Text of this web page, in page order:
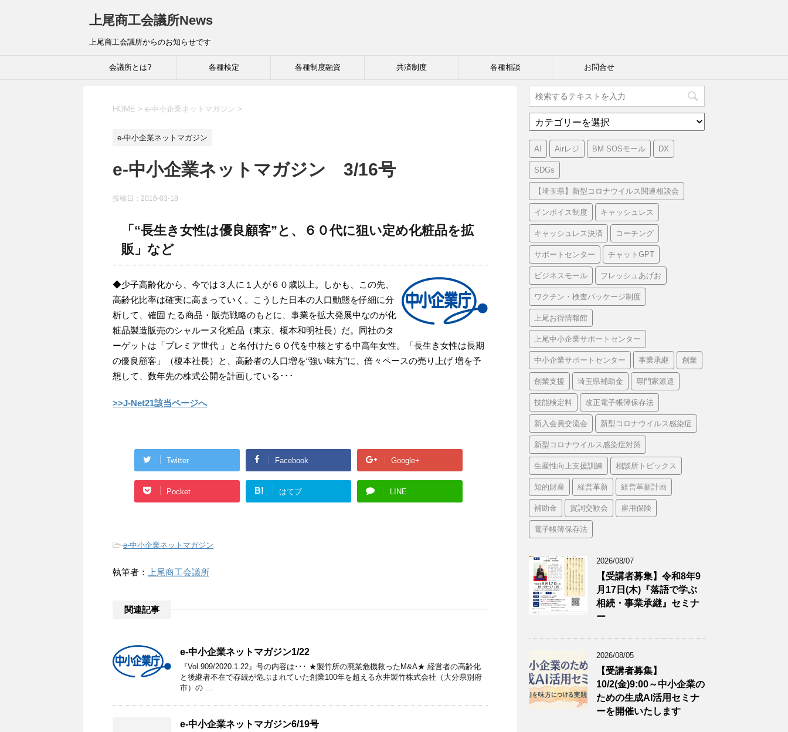
上尾商工会議所News
上尾商工会議所からのお知らせです
会議所とは? 各種検定 各種制度融資 共済制度 各種相談 お問合せ
HOME > e-中小企業ネットマガジン >
e-中小企業ネットマガジン
e-中小企業ネットマガジン 3/16号
投稿日： 2016-03-18
「“長生き女性は優良顧客”と、６０代に狙い定め化粧品を拡
販」など
◆少子高齢化から、今では３人に１人が６０歳以上。しかも、この先、
高齢化比率は確実に高まっていく。こうした日本の人口動態を仔細に分
析して、確固 たる商品・販売戦略のもとに、事業を拡大発展中なのが化
粧品製造販売のシャルーヌ化粧品（東京、榎本和明社長）だ。同社のタ
ーゲットは「プレミア世代 」と名付けた６０代を中核とする中高年女性。「長生き女性は長期
の優良顧客」（榎本社長）と、高齢者の人口増を“強い味方”に、倍々ペースの売り上げ 増を予
想して、数年先の株式公開を計画している･･･
>>J-Net21該当ページへ
Twitter Facebook Google+
Pocket B! はてブ LINE
-e-中小企業ネットマガジン
執筆者： 上尾商工会議所
関連記事
e-中小企業ネットマガジン1/22
『Vol.909/2020.1.22』号の内容は･･･ ★製竹所の廃業危機救ったM&A★ 経営者の高齢化
と後継者不在で存続が危ぶまれていた創業100年を超える永井製竹株式会社（大分県別府
市）の …
e-中小企業ネットマガジン6/19号
テ
ゴ
リ
ー
AI Airレジ BM SOSモール DX
SDGs
【埼玉県】新型コロナウイルス関連相談会
インボイス制度 キャッシュレス
キャッシュレス決済 コーチング
サポートセンター チャットGPT
ビジネスモール フレッシュあげお
ワクチン・検査パッケージ制度
上尾お得情報館
上尾中小企業サポートセンター
中小企業サポートセンター 事業承継 創業
創業支援 埼玉県補助金 専門家派遣
技能検定料 改正電子帳簿保存法
新入会員交流会 新型コロナウイルス感染症
新型コロナウイルス感染症対策
生産性向上支援訓練 相談所トピックス
知的財産 経営革新 経営革新計画
補助金 賀詞交歓会 雇用保険
電子帳簿保存法
2026/08/07
【受講者募集】令和8年9
月17日(木)『落語で学ぶ
相続・事業承継』セミナ
ー
2026/08/05
【受講者募集】
10/2(金)9:00～中小企業の
ための生成AI活用セミナ
ーを開催いたします